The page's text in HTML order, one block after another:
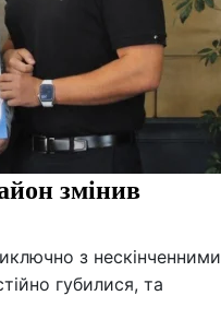
змінив
з нескінченними
губилися, та